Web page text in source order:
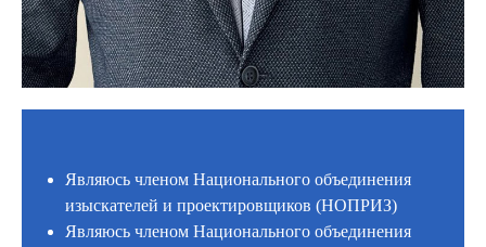
Являюсь членом Национального объединения
изыскателей и проектировщиков (НОПРИЗ)
Являюсь членом Национального объединения